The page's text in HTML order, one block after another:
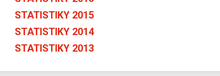
STATISTIKY 2015
STATISTIKY 2014
STATISTIKY 2013